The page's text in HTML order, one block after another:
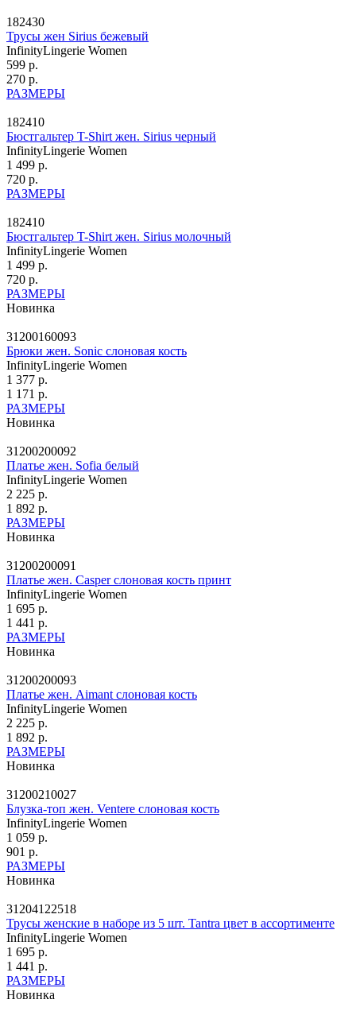
182430
Трусы жен Sirius бежевый
InfinityLingerie Women
599 р.
270 р.
РАЗМЕРЫ
182410
Бюстгальтер T-Shirt жен. Sirius черный
InfinityLingerie Women
1 499 р.
720 р.
РАЗМЕРЫ
182410
Бюстгальтер T-Shirt жен. Sirius молочный
InfinityLingerie Women
1 499 р.
720 р.
РАЗМЕРЫ
Новинка
31200160093
Брюки жен. Sonic слоновая кость
InfinityLingerie Women
1 377 р.
1 171 р.
РАЗМЕРЫ
Новинка
31200200092
Платье жен. Sofia белый
InfinityLingerie Women
2 225 р.
1 892 р.
РАЗМЕРЫ
Новинка
31200200091
Платье жен. Casper слоновая кость принт
InfinityLingerie Women
1 695 р.
1 441 р.
РАЗМЕРЫ
Новинка
31200200093
Платье жен. Aimant слоновая кость
InfinityLingerie Women
2 225 р.
1 892 р.
РАЗМЕРЫ
Новинка
31200210027
Блузка-топ жен. Ventere слоновая кость
InfinityLingerie Women
1 059 р.
901 р.
РАЗМЕРЫ
Новинка
31204122518
Трусы женские в наборе из 5 шт. Tantra цвет в ассортименте
InfinityLingerie Women
1 695 р.
1 441 р.
РАЗМЕРЫ
Новинка